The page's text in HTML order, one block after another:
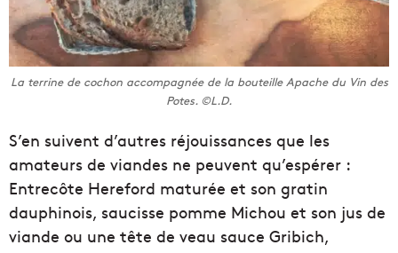
La terrine de cochon accompagnée de la bouteille Apache du Vin des
Potes. ©L.D.
S’en suivent d’autres réjouissances que les
amateurs de viandes ne peuvent qu’espérer :
Entrecôte Hereford maturée et son gratin
dauphinois, saucisse pomme Michou et son jus de
viande ou une tête de veau sauce Gribich,